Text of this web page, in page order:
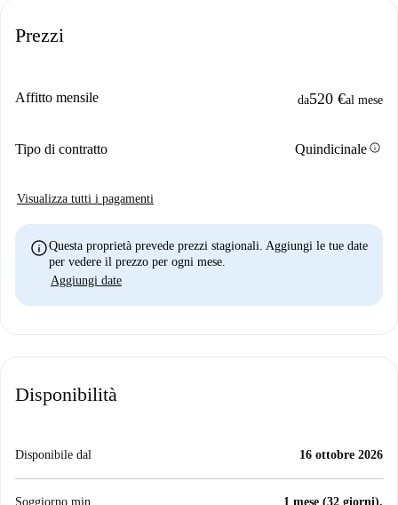
Prezzi
Affitto mensile da520 €al mese
Tipo di contratto Quindicinaleinfo
Visualizza tutti i pagamenti
infoQuesta proprietà prevede prezzi stagionali. Aggiungi le tue date
per vedere il prezzo per ogni mese.
Aggiungi date
Disponibilità
Disponibile dal 16 ottobre 2026
Soggiorno min. 1 mese (32 giorni).